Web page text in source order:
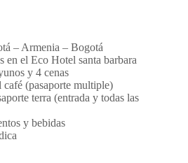
– Armenia – Bogotá
en el Eco Hotel santa barbara
y 4 cenas
café (pasaporte multiple)
terra (entrada y todas las
y bebidas